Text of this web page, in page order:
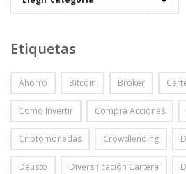
Etiquetas
Ahorro Bitcoin Broker
Como Invertir Compra Acciones
Criptomonedas Crowdlending
Deusto Diversificación Cartera